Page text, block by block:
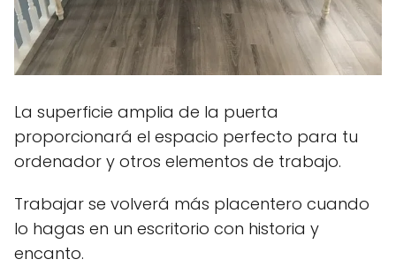
La superficie amplia de la puerta
proporcionará el espacio perfecto para tu
ordenador y otros elementos de trabajo.
Trabajar se volverá más placentero cuando
lo hagas en un escritorio con historia y
encanto.